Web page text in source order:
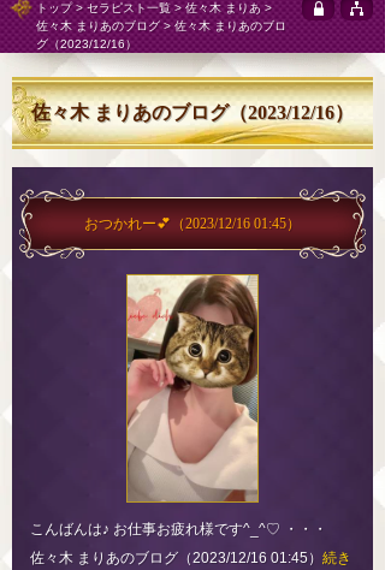
トップ> セラピスト一覧 >佐々木 まりあ >
佐々木 まりあのブログ> 佐々木 まりあのブロ
グ（2023/12/16）
佐々木 まりあのブログ（2023/12/16）
おつかれー💕 （2023/12/16 01:45）
こんばんは♪ お仕事お疲れ様です^_^♡ ・・・
佐々木 まりあのブログ（2023/12/16 01:45） 続き